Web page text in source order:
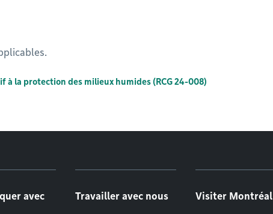
la protection des milieux humides (RCG 24-008)
avec
Travailler avec nous Visiter Montréal